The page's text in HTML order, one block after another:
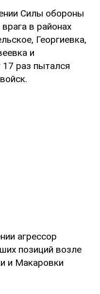
Силы обороны
в районах
Георгиевка,
и
17 раз пытался
агрессор
позиций возле
и Макаровки